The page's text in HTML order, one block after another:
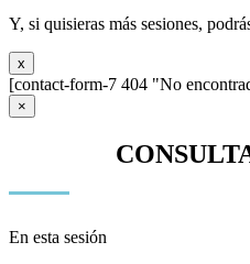
Y, si quisieras más sesiones,
x
[contact-form-7 404 "No
×
En esta sesión